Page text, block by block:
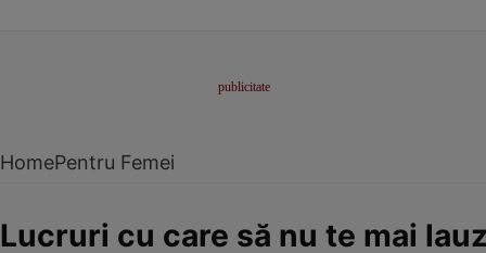
HomePentru Femei
Lucruri cu care să nu te mai